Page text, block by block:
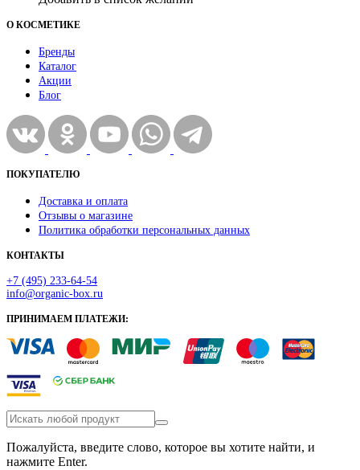
О КОСМЕТИКЕ
Бренды
Каталог
Акции
Блог
ПОКУПАТЕЛЮ
Доставка и оплата
Отзывы о магазине
Политика обработки персональных данных
КОНТАКТЫ
+7 (495) 233-64-54
info@organic-box.ru
ПРИНИМАЕМ ПЛАТЕЖИ:
Пожалуйста, введите слово, которое вы хотите найти, и
нажмите Enter.